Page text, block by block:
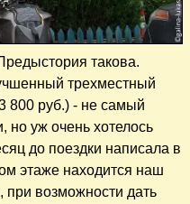
такова.
трехместный
800 руб.) - не самый
но уж очень хотелось
до поездки написала в
этаже находится наш
возможности дать